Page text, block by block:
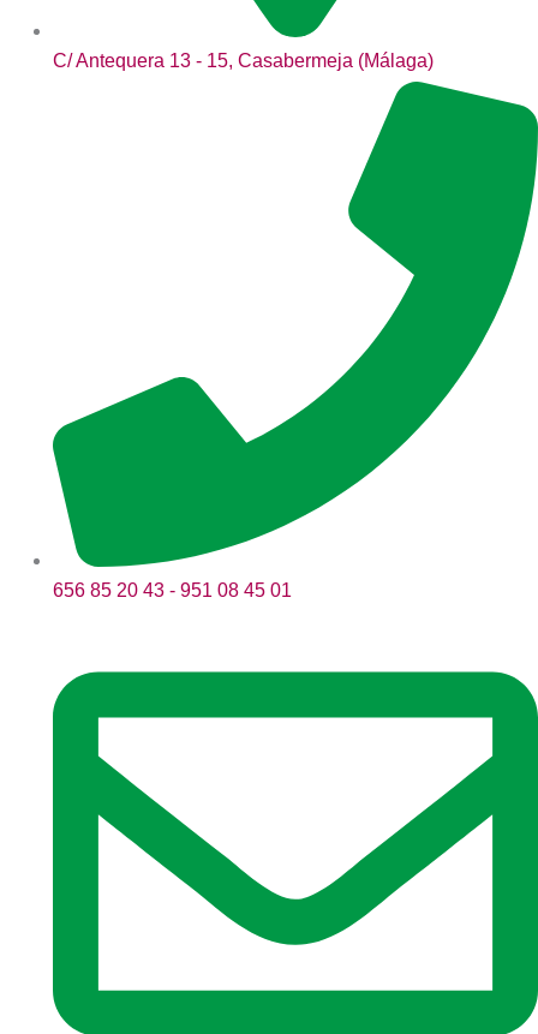
C/ Antequera 13 - 15, Casabermeja (Málaga)
656 85 20 43 - 951 08 45 01